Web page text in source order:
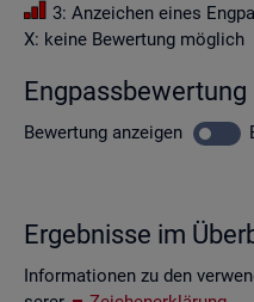
3: An­zei­chen eines
X: keine Be­wer­tung mög­lich
Eng­pass­be­wer­tung
Be­wer­tung an­zei­gen
Er­geb­nis­se im
In­for­ma­tio­nen zu den